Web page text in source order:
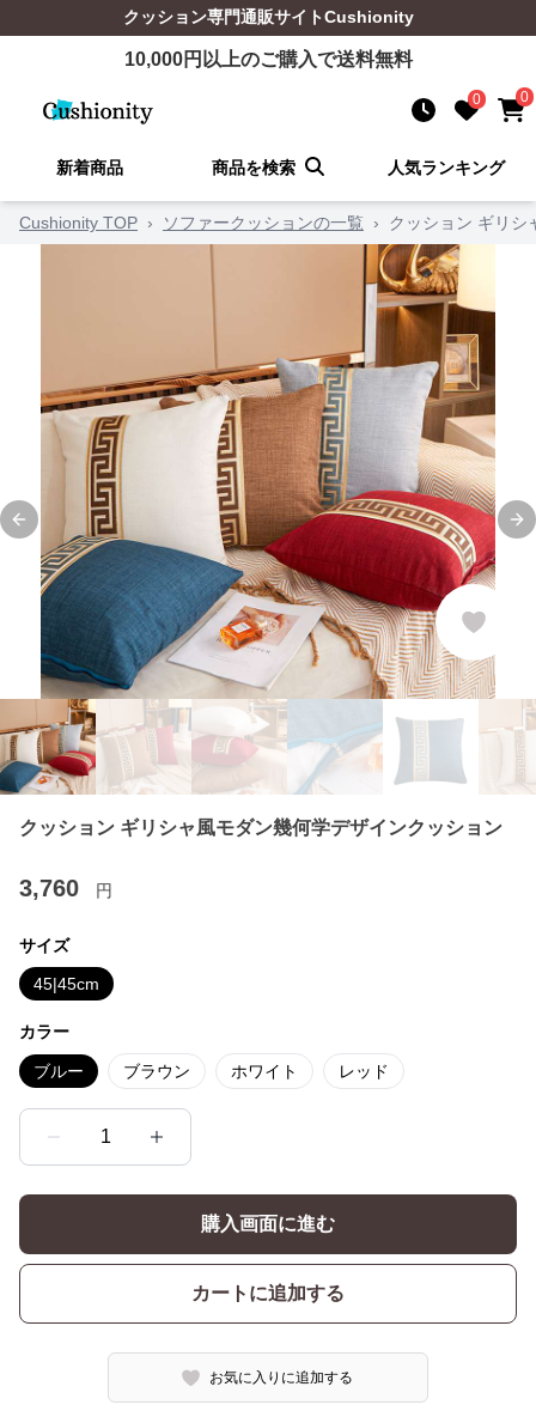
クッション専門通販サイトCushionity
10,000円以上のご購入で送料無料
0 0
新着商品 商品を検索 人気ランキング
Cushionity TOP › ソファークッションの一覧 › クッション ギリシ
Previous slide
クッション ギリシャ風モダン幾何学デザインクッション
3,760 円
サイズ
45|45cm
カラー
ブルー ブラウン ホワイト レッド
1
購入画面に進む
カートに追加する
お気に入りに追加する